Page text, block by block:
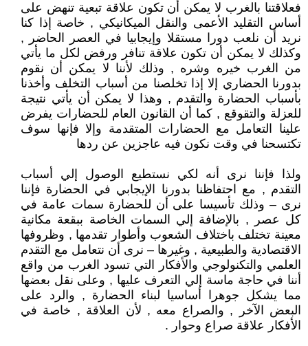
فعلاقتنا بالغرب لا يمكن أن تكون علاقة تبعية تنهض على
أساس التقليد الأعمى والنقل الميكانيكي , خاصة إذا كنا
نريد أن نلعب دورا مستقلا وإيجابيا في العصر الحاضر ,
وكذلك لا يمكن أن تكون علاقة تنافر ورفض لكل ما يأتي
من الغرب خيره وشره , وذلك لأننا لا يمكن أن نقوم
بدورنا الحضاري إلا إذا تخلصنا من أسباب التخلف وأخذنا
بأسباب الحضارة والتقدم , وهذا لا يمكن أن يأتي نتيجة
للعزلة والتقوقع , كما أن القانون العام للحضارات يفرض
علينا التعامل مع الحضارات المتقدمة وإلا فإنها سوف
تكتسحنا في وقت نكون فيه عاجزين عن ردها
ولذا فإننا نرى أنه لكي نستطيع الوصول إلي أسباب
التقدم , مع احتفاظنا بدورنا الإيجابي في الحضارة فإننا
نرى – وذلك تأسيسا على أن للحضارة سمات عامة في
كل عصر , بالإضافة إلي السمات الخاصة ببقعة مكانية
معينة تختلف باختلاف الشعوب وأطوار تقدمها , وظروفها
الاقتصادية والطبيعية , وغيرها – نرى أن نتعامل مع التقدم
العلمي والتكنولوجي والأفكار التي تسود الغرب من واقع
أننا في حاجة ماسة إلي التعرف عليها , وعلى نقل بعضها
مما يشكل جوهرا أساسيا لبناء الحضارة , والرد على
البعض الآخر , والصراع معه , لأن العلاقة , خاصة في
الأفكار علاقة صراع وحوار .